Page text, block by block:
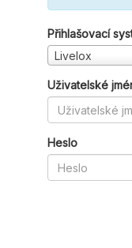
Přihlašovací
Livelox
Uživatelské
Heslo